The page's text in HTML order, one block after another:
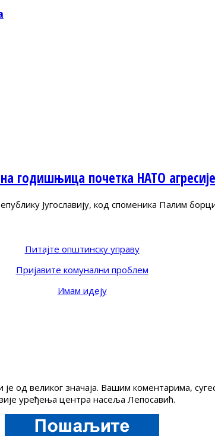
годишњица почетка НАТО агресије
Југославију, код споменика Палим
Питајте општинску управу
Пријавите комунални проблем
Имам идеју
од великог значаја. Вашим коментарима,
уређења центра насеља Лепосавић.